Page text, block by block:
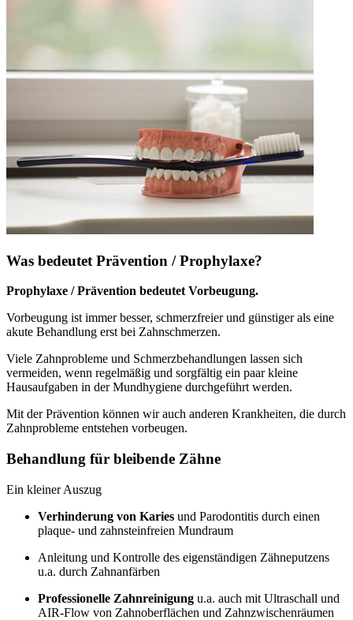
Was bedeutet Prävention / Prophylaxe?
Prophylaxe / Prävention bedeutet Vorbeugung.
Vorbeugung ist immer besser, schmerzfreier und günstiger als eine
akute Behandlung erst bei Zahnschmerzen.
Viele Zahnprobleme und Schmerzbehandlungen lassen sich
vermeiden, wenn regelmäßig und sorgfältig ein paar kleine
Hausaufgaben in der Mundhygiene durchgeführt werden.
Mit der Prävention können wir auch anderen Krankheiten, die durch
Zahnprobleme entstehen vorbeugen.
Behandlung für bleibende Zähne
Ein kleiner Auszug
Verhinderung von Karies und Parodontitis durch einen
plaque- und zahnsteinfreien Mundraum
Anleitung und Kontrolle des eigenständigen Zähneputzens
u.a. durch Zahnanfärben
Professionelle Zahnreinigung u.a. auch mit Ultraschall und
AIR-Flow von Zahnoberflächen und Zahnzwischenräumen